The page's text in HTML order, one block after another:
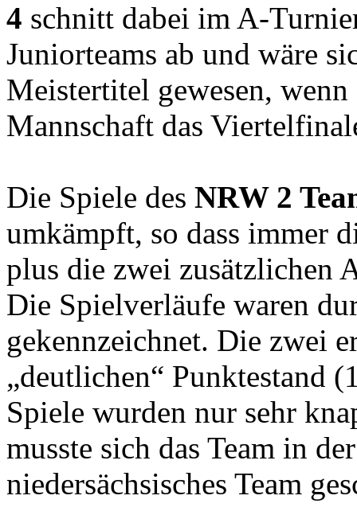
4 schnitt dabei im A-
Juniorteams ab und wäre
Meistertitel gewesen,
Mannschaft das
Die Spiele des NRW 2
umkämpft, so dass immer
plus die zwei zusätzlichen
Die Spielverläufe waren
gekennzeichnet. Die zwei
„deutlichen“ Punktestand
Spiele wurden nur sehr
musste sich das Team in
niedersächsisches Team